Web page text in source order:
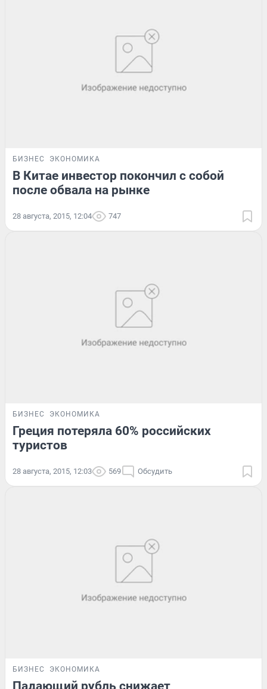
БИЗНЕС ЭКОНОМИКА
В Китае инвестор покончил с собой
после обвала на рынке
28 августа, 2015, 12:04 747
БИЗНЕС ЭКОНОМИКА
Греция потеряла 60% российских
туристов
28 августа, 2015, 12:03 569 Обсудить
БИЗНЕС ЭКОНОМИКА
Падающий рубль снижает